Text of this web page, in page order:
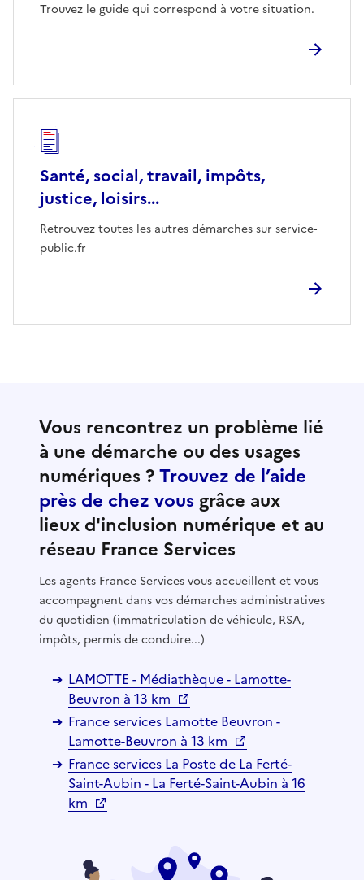
Trouvez le guide qui correspond à votre situation.
Santé, social, travail, impôts,
justice, loisirs...
Retrouvez toutes les autres démarches sur service-
public.fr
Vous rencontrez un problème lié
à une démarche ou des usages
numériques ?Trouvez de l’aide
près de chez vous grâce aux
lieux d'inclusion numérique et au
réseau France Services
Les agents France Services vous accueillent et vous
accompagnent dans vos démarches administratives
du quotidien (immatriculation de véhicule, RSA,
impôts, permis de conduire...)
LAMOTTE - Médiathèque - Lamotte-
Beuvron à 13 km
France services Lamotte Beuvron -
Lamotte-Beuvron à 13 km
France services La Poste de La Ferté-
Saint-Aubin - La Ferté-Saint-Aubin à 16
km